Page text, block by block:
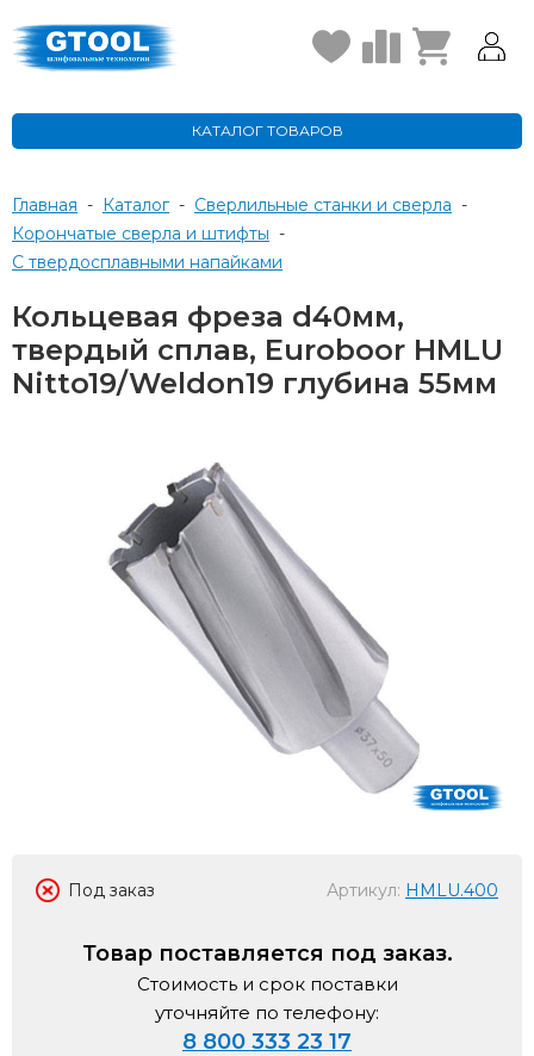
КАТАЛОГ ТОВАРОВ
Главная - Каталог - Сверлильные станки и сверла -
Корончатые сверла и штифты -
с твердосплавными напайками
Кольцевая фреза d40мм,
твердый сплав, Euroboor HMLU
Nitto19/Weldon19 глубина 55мм
Под заказ Артикул: HMLU.400
Товар поставляется под заказ.
Стоимость и срок поставки
уточняйте по телефону:
8 800 333 23 17